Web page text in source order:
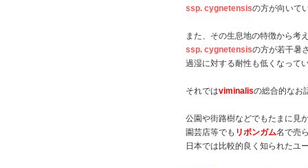
ssp. cygnetensisの方が向いて
また、その生息地の特徴から考
ssp. cygnetensisの方が若干暑
過湿に対する耐性も低くなって
それではviminalisの総合的なお
公園や街路樹などでもたまに見
園芸店等でも リボンガム名で売
日本では比較的良く知られたユ